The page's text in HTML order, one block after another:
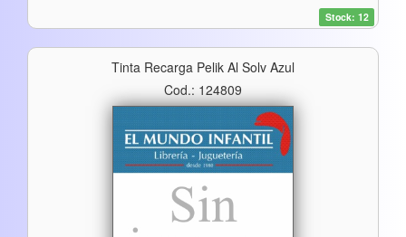
Stock: 12
Tinta Recarga Pelik Al Solv Azul
Cod.: 124809